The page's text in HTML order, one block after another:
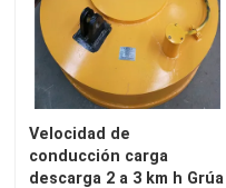
Velocidad de
conducción carga
descarga 2 a 3 km h Grúa